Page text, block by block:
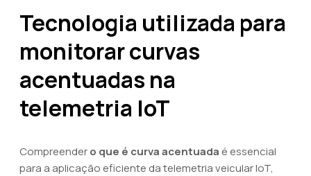
Tecnologia utilizada para
monitorar curvas
acentuadas na
telemetria IoT
Compreendero que é curva acentuada é essencial
para a aplicação eficiente da telemetria veicular IoT,